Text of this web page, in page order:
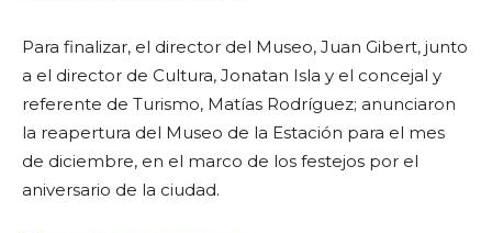
Para finalizar, el director del Museo, Juan Gibert, junto
a el director de Cultura, Jonatan Isla y el concejal y
referente de Turismo, Matías Rodríguez; anunciaron
la reapertura del Museo de la Estación para el mes
de diciembre, en el marco de los festejos por el
aniversario de la ciudad.